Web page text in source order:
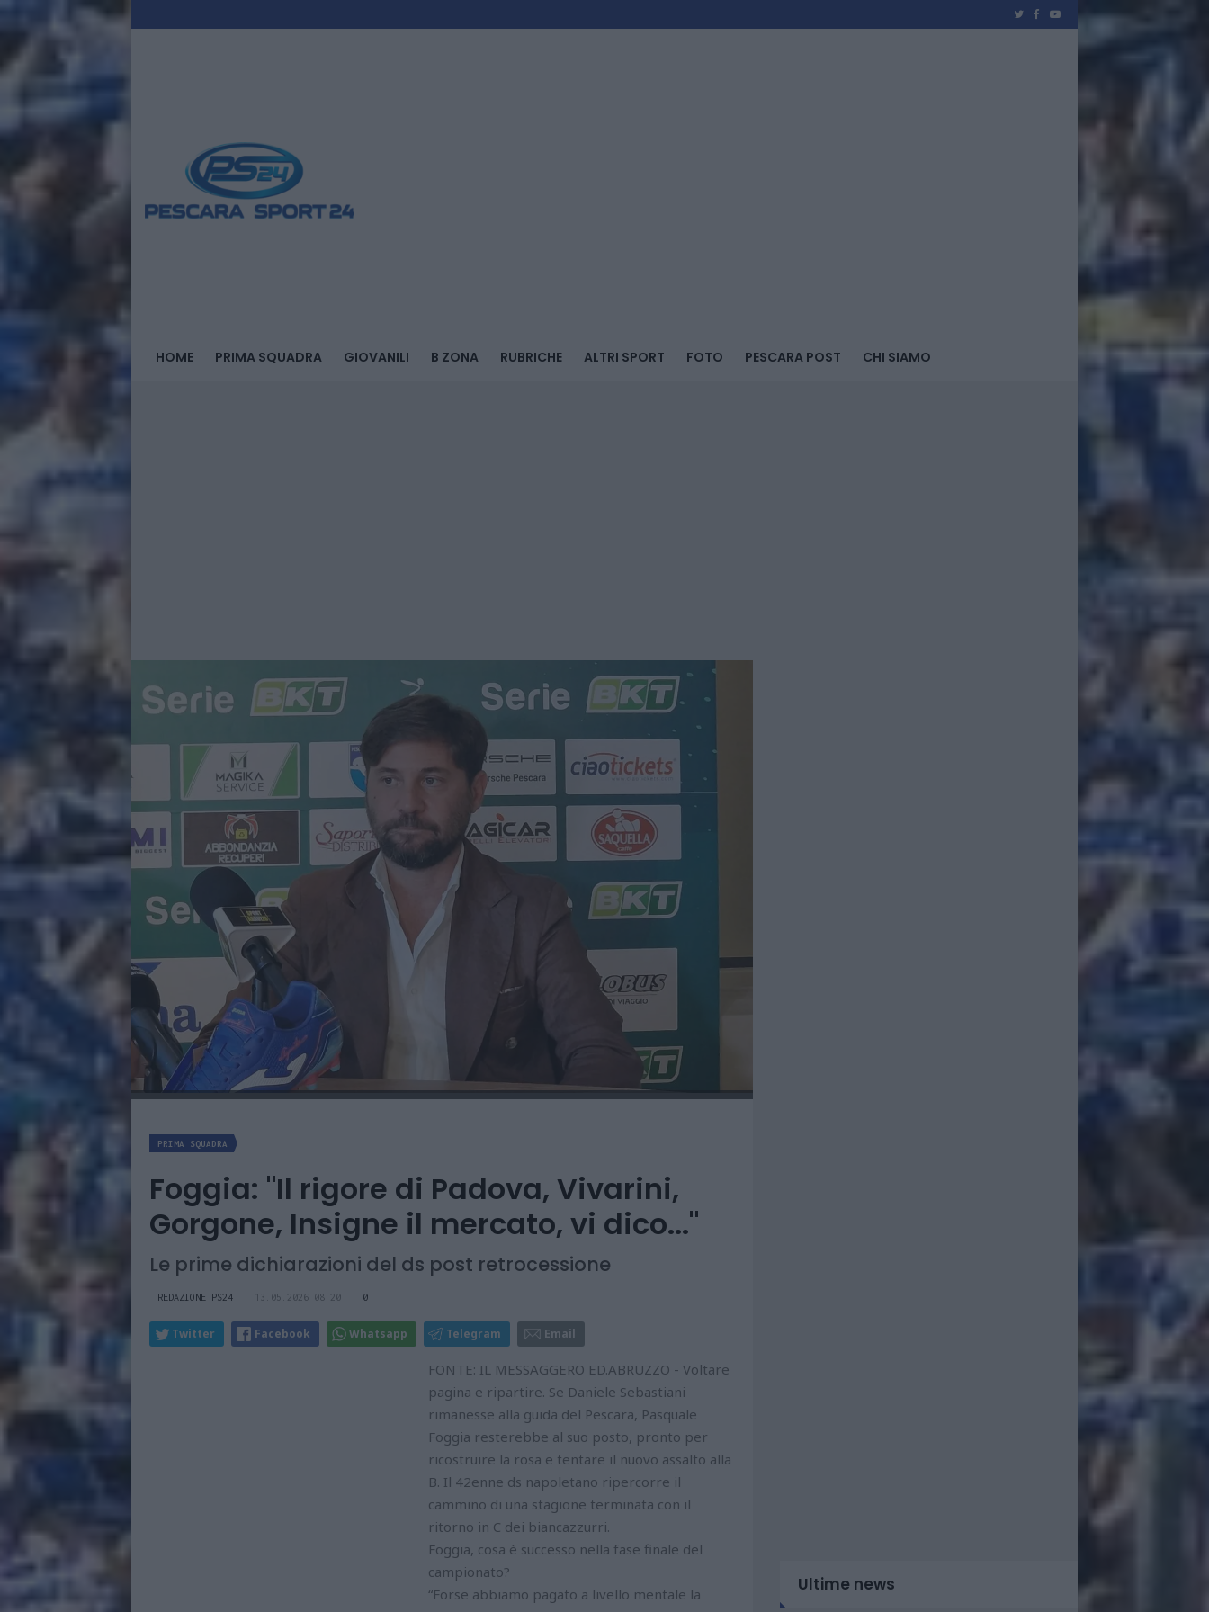
HOME PRIMA SQUADRA GIOVANILI B ZONA RUBRICHE ALTRI SPORT FOTO PESCARA POST CHI SIAMO
PRIMA SQUADRA
Foggia: "Il rigore di Padova, Vivarini,
Gorgone, Insigne il mercato, vi dico..."
Le prime dichiarazioni del ds post retrocessione
REDAZIONE PS24 13.05.2026 08:20 0
Twitter Facebook Whatsapp Telegram Email
FONTE: IL MESSAGGERO ED.ABRUZZO - Voltare
pagina e ripartire. Se Daniele Sebastiani
rimanesse alla guida del Pescara, Pasquale
Foggia resterebbe al suo posto, pronto per
ricostruire la rosa e tentare il nuovo assalto alla
B. Il 42enne ds napoletano ripercorre il
cammino di una stagione terminata con il
ritorno in C dei biancazzurri.
Foggia, cosa è successo nella fase finale del
campionato?
“Forse abbiamo pagato a livello mentale la
Ultime news